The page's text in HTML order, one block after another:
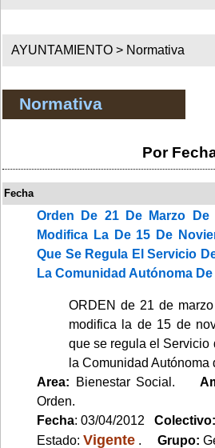
AYUNTAMIENTO > Normativa
Normativa
Por
Fecha
Orden De 21 De Marzo
Modifica La De 15 De
Que Se Regula El Servicio
La Comunidad Autónoma
ORDEN de 21 de
modifica la de 15 de
que se regula el Servicio
la Comunidad Autónoma
Area: Bienestar Social.
Orden.
Fecha: 03/04/2012 Colectivo:
Estado: Vigente . Grupo: